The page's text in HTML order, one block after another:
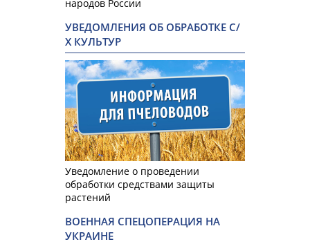
народов России
УВЕДОМЛЕНИЯ ОБ ОБРАБОТКЕ С/
Х КУЛЬТУР
Уведомление о проведении
обработки средствами защиты
растений
ВОЕННАЯ СПЕЦОПЕРАЦИЯ НА
УКРАИНЕ